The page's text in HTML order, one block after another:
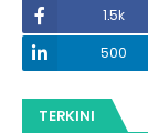
1.5k
500
TERKINI